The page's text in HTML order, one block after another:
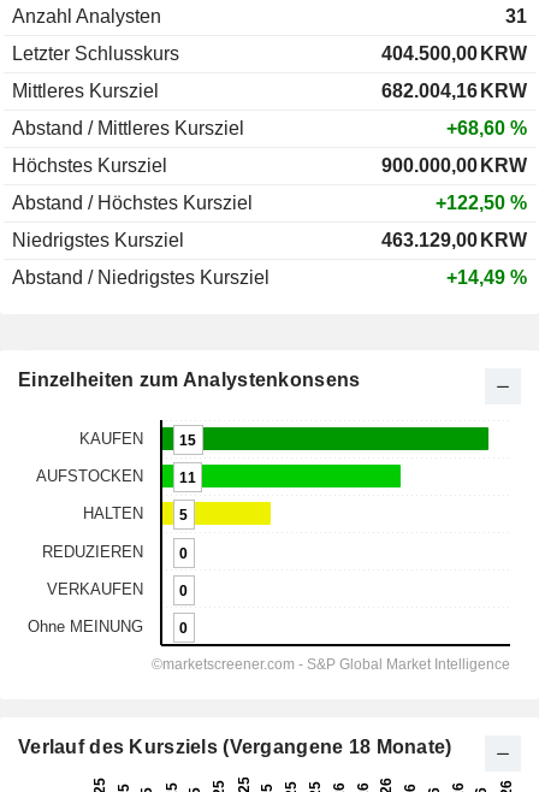
Anzahl Analysten
31
Letzter Schlusskurs
404.500,00 KRW
Mittleres Kursziel
682.004,16 KRW
Abstand / Mittleres Kursziel
+68,60 %
Höchstes Kursziel
900.000,00 KRW
Abstand / Höchstes Kursziel
+122,50 %
Niedrigstes Kursziel
463.129,00 KRW
Abstand / Niedrigstes Kursziel
+14,49 %
Einzelheiten zum Analystenkonsens
Verlauf des Kursziels (Vergangene 18 Monate)